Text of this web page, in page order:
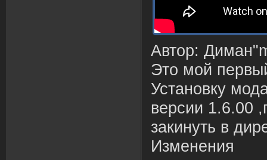
Автор:
Это мой
Установку
версии 1.6.00
закинуть в
Изменения